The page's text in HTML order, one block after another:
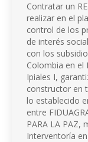
Contratar un
realizar en el
control de los
de interés
con los
Colombia en
Ipiales I,
constructor en
lo establecido
entre
PARA LA PAZ,
Interventoría